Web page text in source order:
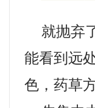
就抛弃
能看到远
色，药草